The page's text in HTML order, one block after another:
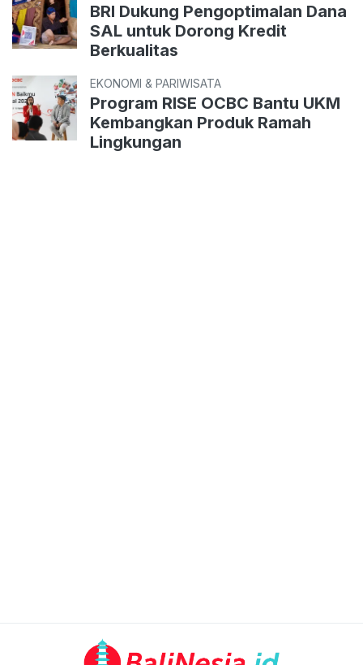
BRI Dukung Pengoptimalan Dana
SAL untuk Dorong Kredit
Berkualitas
EKONOMI & PARIWISATA
Program RISE OCBC Bantu UKM
Kembangkan Produk Ramah
Lingkungan